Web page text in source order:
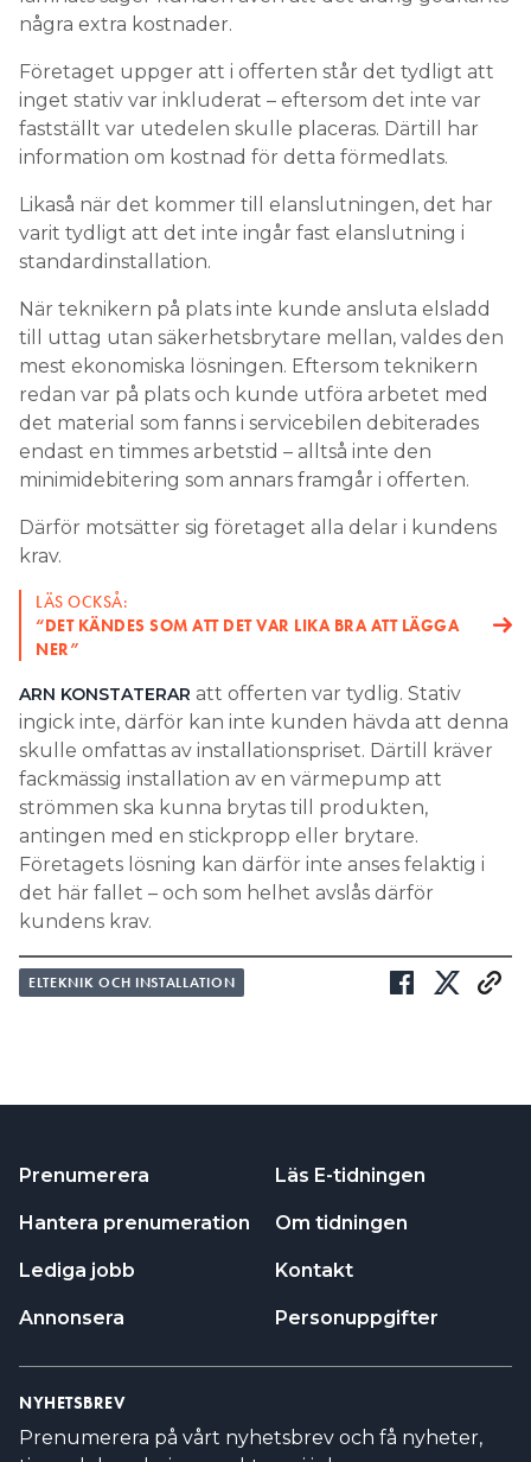
några extra kostnader.
Företaget uppger att i offerten står det tydligt att
inget stativ var inkluderat – eftersom det inte var
fastställt var utedelen skulle placeras. Därtill har
information om kostnad för detta förmedlats.
Likaså när det kommer till elanslutningen, det har
varit tydligt att det inte ingår fast elanslutning i
standardinstallation.
När teknikern på plats inte kunde ansluta elsladd
till uttag utan säkerhetsbrytare mellan, valdes den
mest ekonomiska lösningen. Eftersom teknikern
redan var på plats och kunde utföra arbetet med
det material som fanns i servicebilen debiterades
endast en timmes arbetstid – alltså inte den
minimidebitering som annars framgår i offerten.
Därför motsätter sig företaget alla delar i kundens
krav.
LÄS OCKSÅ:
“DET KÄNDES SOM ATT DET VAR LIKA BRA ATT LÄGGA
NER”
ARN KONSTATERAR att offerten var tydlig. Stativ
ingick inte, därför kan inte kunden hävda att denna
skulle omfattas av installationspriset. Därtill kräver
fackmässig installation av en värmepump att
strömmen ska kunna brytas till produkten,
antingen med en stickpropp eller brytare.
Företagets lösning kan därför inte anses felaktig i
det här fallet – och som helhet avslås därför
kundens krav.
ELTEKNIK OCH INSTALLATION
Prenumerera
Hantera prenumeration
Lediga jobb
Annonsera
Läs E-tidningen
Om tidningen
Kontakt
Personuppgifter
NYHETSBREV
Prenumerera på vårt nyhetsbrev och få nyheter,